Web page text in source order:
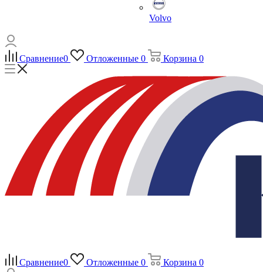
Volvo
Сравнение0 Отложенные 0 Корзина 0
Сравнение0 Отложенные 0 Корзина 0